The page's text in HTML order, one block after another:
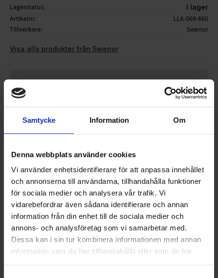
Samtycke Information Om
Denna webbplats använder cookies
Vi använder enhetsidentifierare för att anpassa innehållet
och annonserna till användarna, tillhandahålla funktioner
för sociala medier och analysera vår trafik. Vi
vidarebefordrar även sådana identifierare och annan
information från din enhet till de sociala medier och
annons- och analysföretag som vi samarbetar med.
Dessa kan i sin tur kombinera informationen med annan
information som du har tillhandahållit eller som de har
Lagerstatus I lager
Artikelnr
LLA-069-660
Tillverkare
Swenor
Visa alla produkter från Swenor
Stavhandtag till stavar. Håldiameter: 16 mm. Säljes i
OMDÖMEN
Du